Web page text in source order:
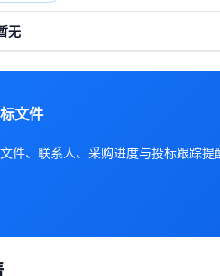
无
文件
件、联系人、采购进度与投标跟踪提